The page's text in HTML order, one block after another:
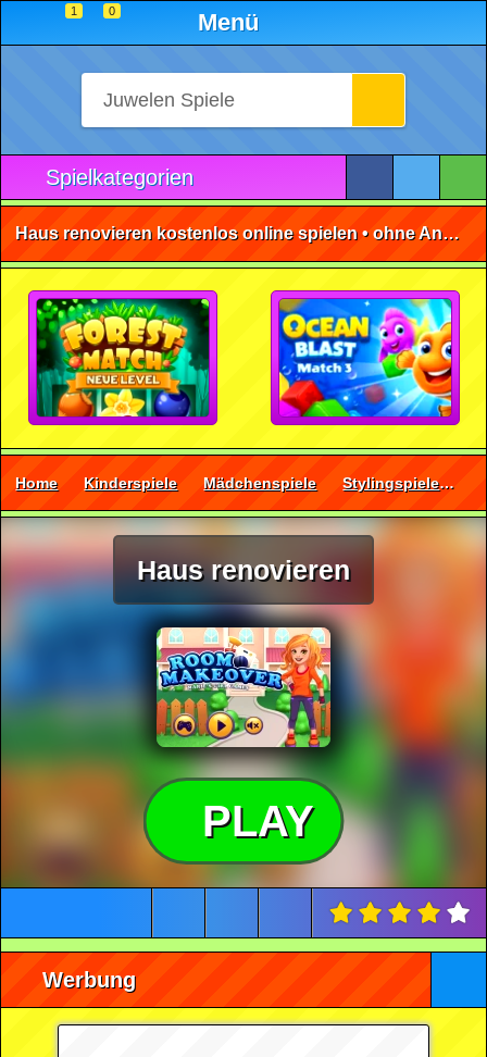
1 0 Menü
Spielkategorien
Haus renovieren kostenlos online spielen • ohne Anmeldung 🕹️
Home Kinderspiele Mädchenspiele Stylingspiele
Haus renovieren
PLAY
Werbung